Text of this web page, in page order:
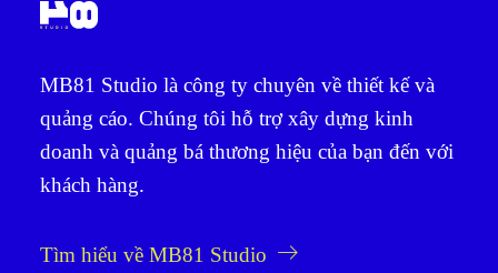
MB81 Studio là công ty chuyên về thiết kế và
quảng cáo. Chúng tôi hỗ trợ xây dựng kinh
doanh và quảng bá thương hiệu của bạn đến với
khách hàng.
Tìm hiểu về MB81 Studio